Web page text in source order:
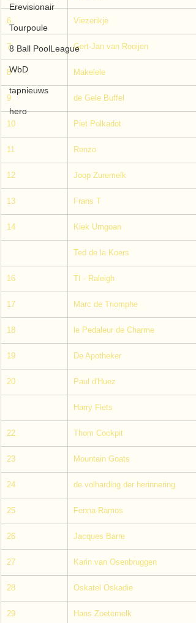
Erevisionair
Tourpoule
8 Ball PoolLeague
WbD
tapnieuws
hero
6 Viezerikje
7 Gert-Jan van Rooijen
8 Makelele
9 de Gele Buffel
10 Piet Polkadot
11 Renzo
12 Joop Zuremelk
13 Frans T
14 Kiek Umgoan
Ted de la Koers
16 TI - Raleigh
17 Marc de Triomphe
18 le Pedaleur de Charme
19 De Apotheker
20 Paul d'Huez
Harry Fiets
22 Thom Cockpit
23 Mountain Goats
24 de volharding der herinnering
25 Fenna Ramos
26 Jacques Barre
27 Karin van Osenbruggen
28 Oskatel Oskadie
29 Hans Zoetemelk